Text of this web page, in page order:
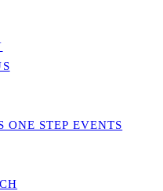
ONE STEP EVENTS